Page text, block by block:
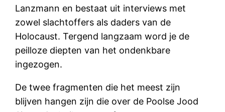
Lanzmann en bestaat uit interviews met
zowel slachtoffers als daders van de
Holocaust. Tergend langzaam word je de
peilloze diepten van het ondenkbare
ingezogen.
De twee fragmenten die het meest zijn
blijven hangen zijn die over de Poolse Jood